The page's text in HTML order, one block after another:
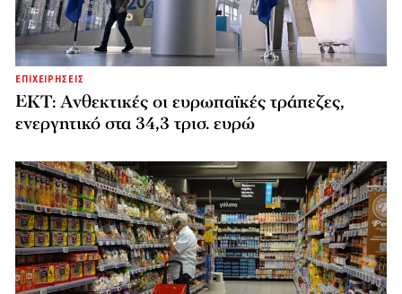
ΕΠΙΧΕΙΡΗΣΕΙΣ
ΕΚΤ: Ανθεκτικές οι ευρωπαϊκές τράπεζες,
ενεργητικό στα 34,3 τρισ. ευρώ